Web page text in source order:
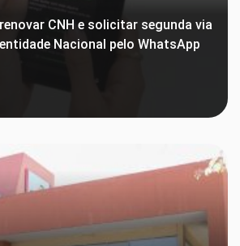
CNH e solicitar segunda via
Nacional pelo WhatsApp